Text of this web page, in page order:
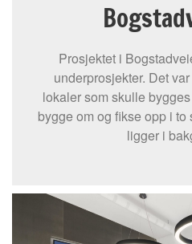
Prosjektet i
underprosjekter. Det
lokaler som skulle
bygge om og fikse opp i
ligger i